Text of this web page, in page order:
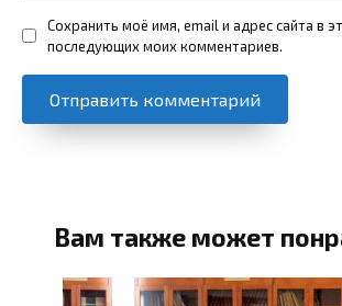
Сохранить моё имя, email и адрес сайта в
последующих моих комментариев.
Вам также может